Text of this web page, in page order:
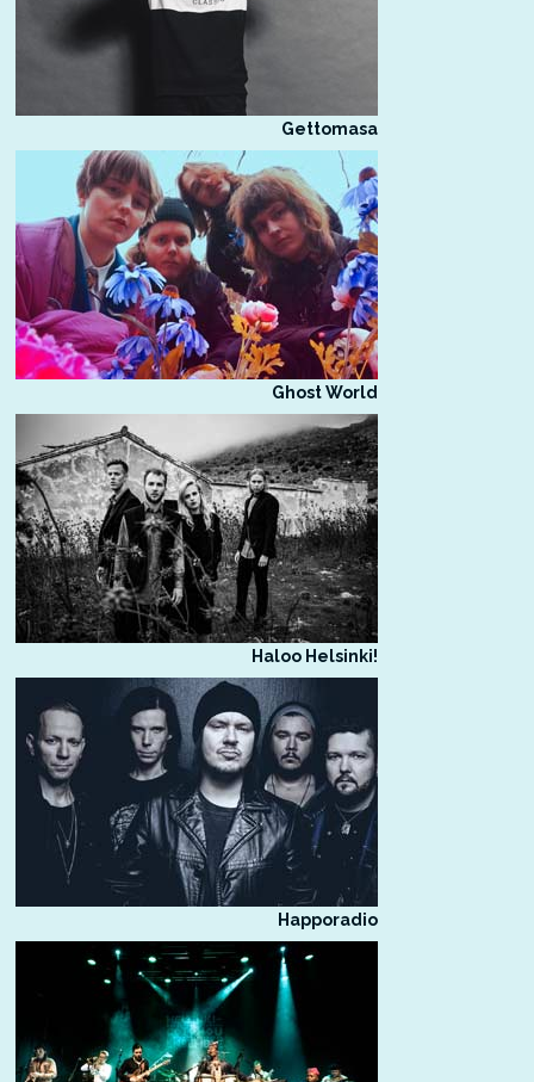
Gettomasa
Ghost World
Haloo Helsinki!
Happoradio